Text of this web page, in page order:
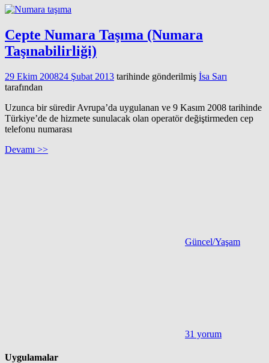
Cepte Numara Taşıma (Numara
Taşınabilirliği)
29 Ekim 200824 Şubat 2013 tarihinde gönderilmiş İsa Sarı
tarafından
Uzunca bir süredir Avrupa’da uygulanan ve 9 Kasım 2008 tarihinde
Türkiye’de de hizmete sunulacak olan operatör değiştirmeden cep
telefonu numarası
Devamı >>
Güncel/Yaşam
31 yorum
Uygulamalar